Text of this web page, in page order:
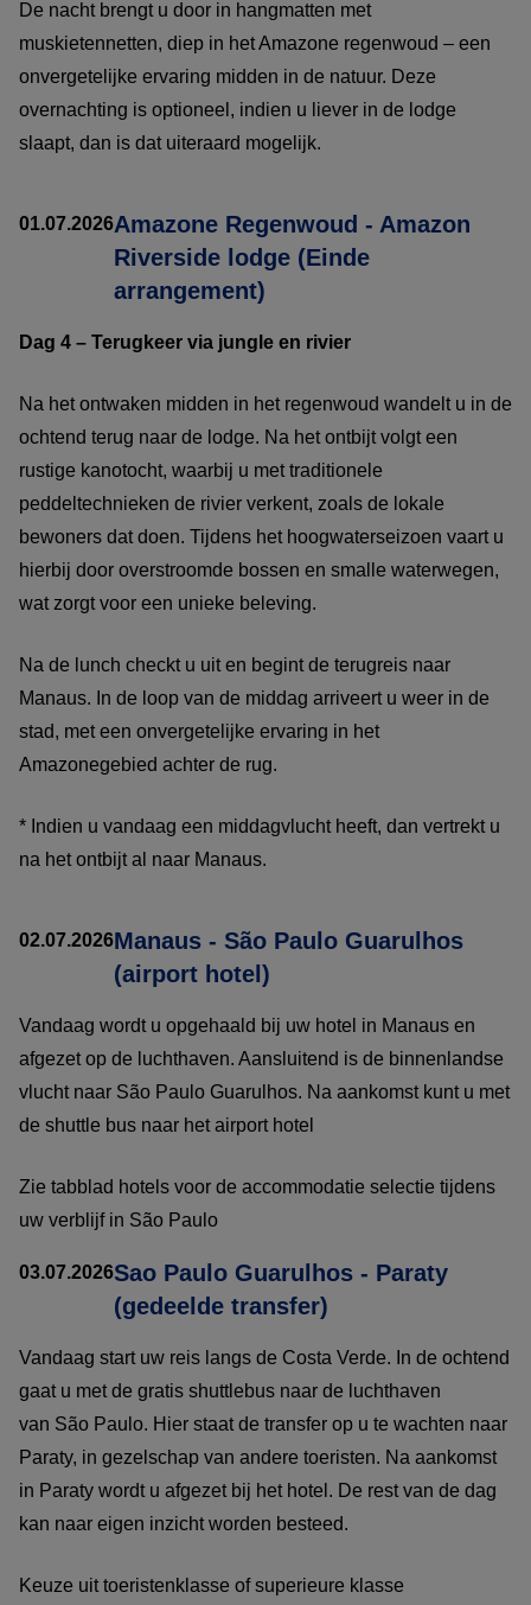
De nacht brengt u door in hangmatten met
muskietennetten, diep in het Amazone regenwoud – een
onvergetelijke ervaring midden in de natuur. Deze
overnachting is optioneel, indien u liever in de lodge
slaapt, dan is dat uiteraard mogelijk.
01.07.2026Amazone Regenwoud - Amazon
Riverside lodge (Einde
arrangement)
Dag 4 – Terugkeer via jungle en rivier
Na het ontwaken midden in het regenwoud wandelt u in de
ochtend terug naar de lodge. Na het ontbijt volgt een
rustige kanotocht, waarbij u met traditionele
peddeltechnieken de rivier verkent, zoals de lokale
bewoners dat doen. Tijdens het hoogwaterseizoen vaart u
hierbij door overstroomde bossen en smalle waterwegen,
wat zorgt voor een unieke beleving.
Na de lunch checkt u uit en begint de terugreis naar
Manaus. In de loop van de middag arriveert u weer in de
stad, met een onvergetelijke ervaring in het
Amazonegebied achter de rug.
* Indien u vandaag een middagvlucht heeft, dan vertrekt u
na het ontbijt al naar Manaus.
02.07.2026Manaus - São Paulo Guarulhos
(airport hotel)
Vandaag wordt u opgehaald bij uw hotel in Manaus en
afgezet op de luchthaven. Aansluitend is de binnenlandse
vlucht naar São Paulo Guarulhos. Na aankomst kunt u met
de shuttle bus naar het airport hotel
Zie tabblad hotels voor de accommodatie selectie tijdens
uw verblijf in São Paulo
03.07.2026Sao Paulo Guarulhos - Paraty
(gedeelde transfer)
Vandaag start uw reis langs de Costa Verde. In de ochtend
gaat u met de gratis shuttlebus naar de luchthaven
van São Paulo. Hier staat de transfer op u te wachten naar
Paraty, in gezelschap van andere toeristen. Na aankomst
in Paraty wordt u afgezet bij het hotel. De rest van de dag
kan naar eigen inzicht worden besteed.
Keuze uit toeristenklasse of superieure klasse